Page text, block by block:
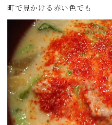
町で見かける赤い色でも